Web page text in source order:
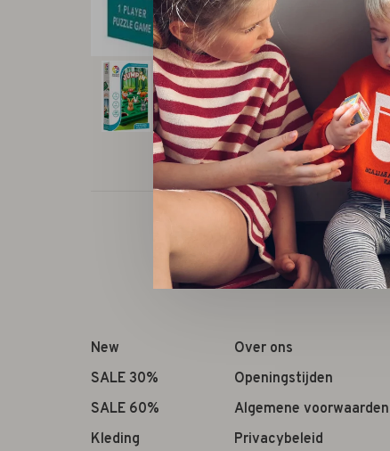
New
SALE 30%
SALE 60%
Kleding
Over ons
Openingstijden
Algemene voorwaarden
Privacybeleid